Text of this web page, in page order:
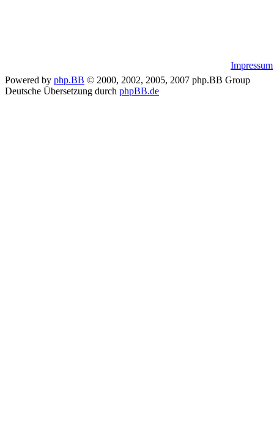
Impressum
Powered by php.BB © 2000, 2002, 2005, 2007 php.BB Group
Deutsche Übersetzung durch phpBB.de